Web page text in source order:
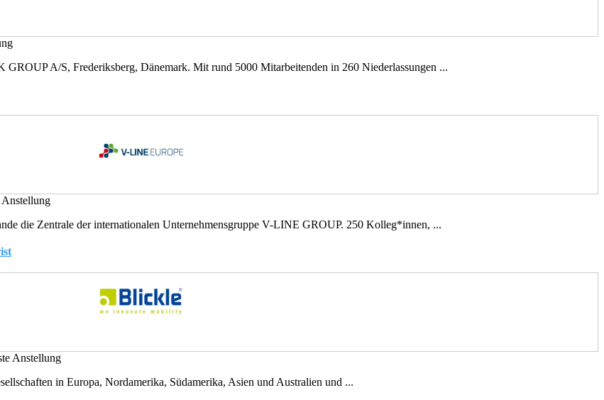
A/S, Frederiksberg, Dänemark. Mit rund 5000 Mitarbeitenden in 260 Niederlassungen ...
Anstellung
die Zentrale der internationalen Unternehmensgruppe V-LINE GROUP. 250 Kolleg*innen, ...
Anstellung
in Europa, Nordamerika, Südamerika, Asien und Australien und ...